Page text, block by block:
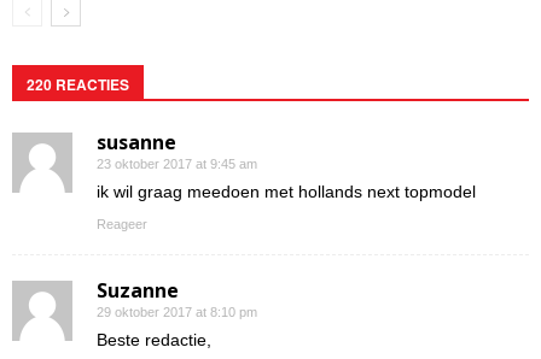
220 REACTIES
susanne
23 oktober 2017 at 9:45 am
ik wil graag meedoen met hollands next topmodel
Reageer
Suzanne
29 oktober 2017 at 8:10 pm
Beste redactie,